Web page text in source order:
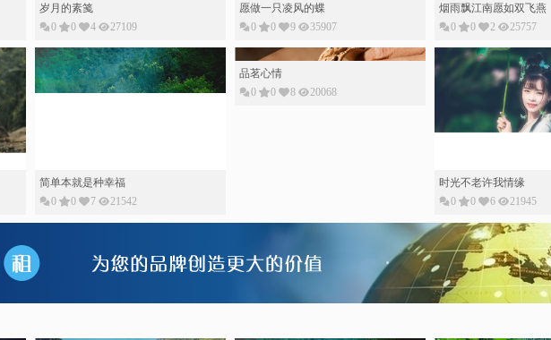
岁月的素䇳
0
0 4 27109
愿做一只凌风的蝶
0
0 9 35907
烟雨飘江南愿如双飞燕
0
0 2 25757
简单本就是种幸福
0
0 7 21542
品茗心情
0
0 8 20068
时光不老许我情缘
0
0 6 21945